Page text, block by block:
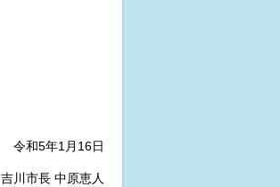
令和5年1月16日
吉川市長 中原恵人